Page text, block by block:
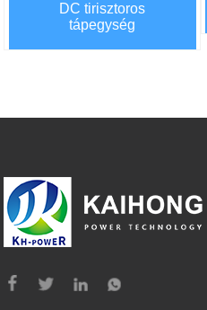
DC tirisztoros
tápegység